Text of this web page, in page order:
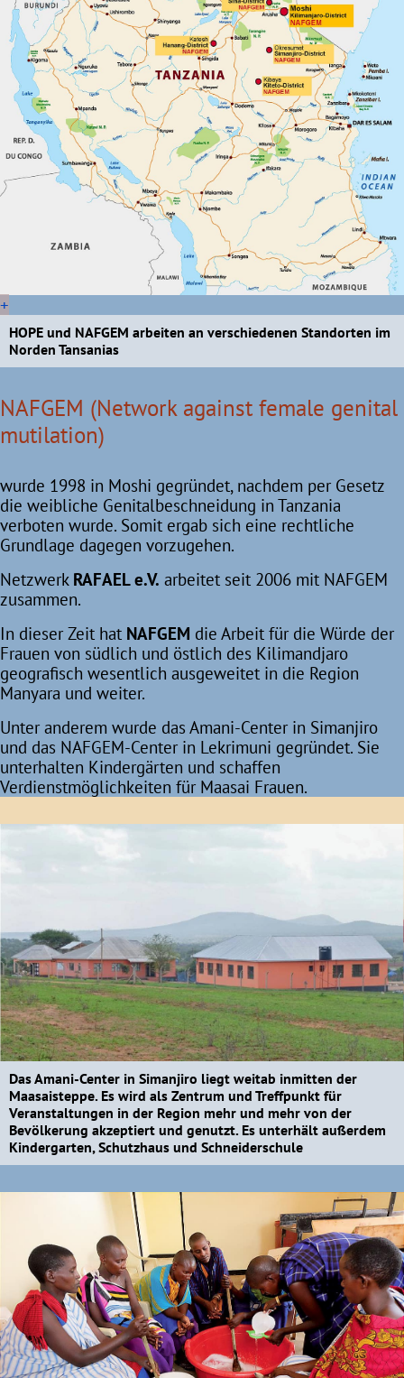
+
HOPE und NAFGEM arbeiten an verschiedenen Standorten im
Norden Tansanias
NAFGEM (Network against female genital
mutilation)
wurde 1998 in Moshi gegründet, nachdem per Gesetz
die weibliche Genitalbeschneidung in Tanzania
verboten wurde. Somit ergab sich eine rechtliche
Grundlage dagegen vorzugehen.
Netzwerk RAFAEL e.V. arbeitet seit 2006 mit NAFGEM
zusammen.
In dieser Zeit hat NAFGEM die Arbeit für die Würde der
Frauen von südlich und östlich des Kilimandjaro
geografisch wesentlich ausgeweitet in die Region
Manyara und weiter.
Unter anderem wurde das Amani-Center in Simanjiro
und das NAFGEM-Center in Lekrimuni gegründet. Sie
unterhalten Kindergärten und schaffen
Verdienstmöglichkeiten für Maasai Frauen.
Das Amani-Center in Simanjiro liegt weitab inmitten der
Maasaisteppe. Es wird als Zentrum und Treffpunkt für
Veranstaltungen in der Region mehr und mehr von der
Bevölkerung akzeptiert und genutzt. Es unterhält außerdem
Kindergarten, Schutzhaus und Schneiderschule